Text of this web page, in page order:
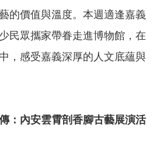
的價值與溫度。本週適逢嘉義
民眾攜家帶眷走進博物館，在
，感受嘉義深厚的人文底蘊與
：內安雲霄剖香腳古藝展演活